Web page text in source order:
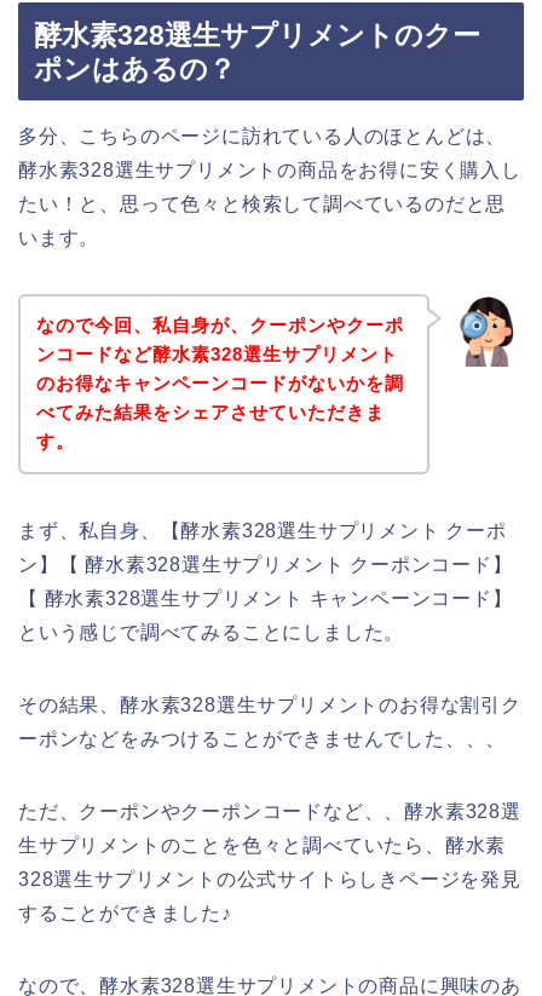
酵水素328選生サプリメントのクー
ポンはあるの？
多分、こちらのページに訪れている人のほとんどは、
酵水素328選生サプリメントの商品をお得に安く購入し
たい！と、思って色々と検索して調べているのだと思
います。
なので今回、私自身が、クーポンやクーポ
ンコードなど酵水素328選生サプリメント
のお得なキャンペーンコードがないかを調
べてみた結果をシェアさせていただきま
す。
まず、私自身、【酵水素328選生サプリメント クーポ
ン】【 酵水素328選生サプリメント クーポンコード】
【 酵水素328選生サプリメント キャンペーンコード】
という感じで調べてみることにしました。
その結果、酵水素328選生サプリメントのお得な割引ク
ーポンなどをみつけることができませんでした、、、
ただ、クーポンやクーポンコードなど、、酵水素328選
生サプリメントのことを色々と調べていたら、酵水素
328選生サプリメントの公式サイトらしきページを発見
することができました♪
なので、酵水素328選生サプリメントの商品に興味のあ